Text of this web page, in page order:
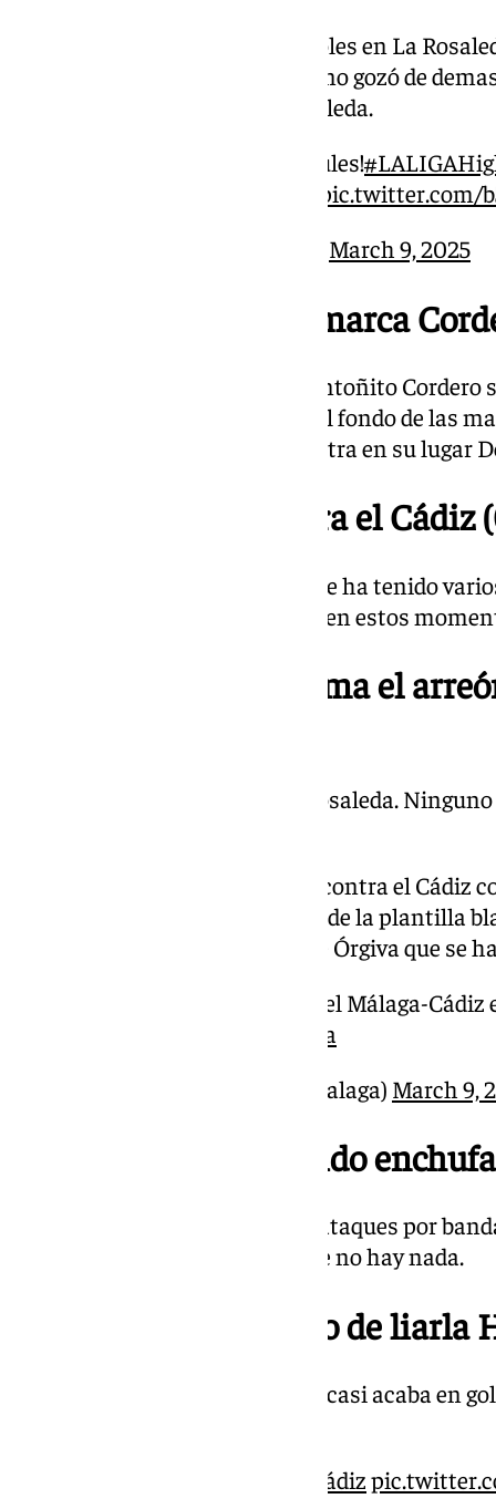
Termina la primera parte sin goles en La
clara de una primera parte qeu no gozó de
20.857 espectadores en La Rosaleda.
¡Lo intentan los blanquiazules!
pic.twitter.com/
March 9, 2025
16.49; Min. 32 | Casi marca
A punto de marcar el Málaga. Antoñito
pero no pudo mandar el balón al fondo de las
marcha lesionado Ocampo y entra en su lugar
16.45; Min. 29 | Mejora el Cádiz
Algo mejor el cuadro cadista, que ha tenido
Málaga se ve un poco sometido en estos
16.33; Min. 17 | Se calma el
Se instaura la igualdad en La Rosaleda.
El Málaga juega ya el derbi contra el Cádiz
Ramón la victoria. Conjura de la plantilla
para Ramón Enríquez, el de Órgiva que se
Sigue el minuto a minuto del Málaga-Cádiz
pic.twitter.com/0LtfgvobOa
— 101TV Málaga (@101tvMalaga) March 9,
16.25; Min. 9 | Ha salido
Está más activo el Málaga con ataques por
reclamado dos penaltia, aunque no hay nada.
16.16; Min. 1 | A punto de liarla
El portero malaguista recortó y casi acaba en
#MálagaCádiz